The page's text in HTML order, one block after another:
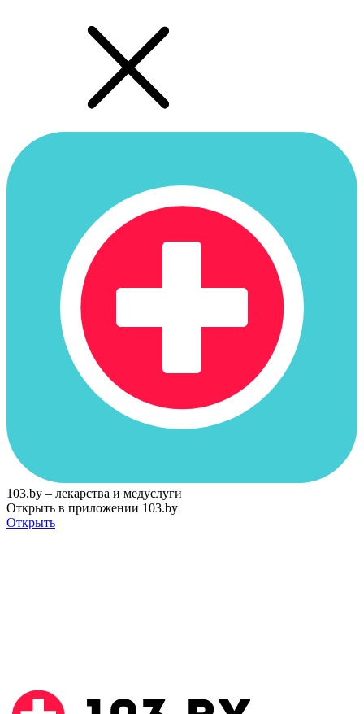
103.by – лекарства и медуслуги
Открыть в приложении 103.by
Открыть